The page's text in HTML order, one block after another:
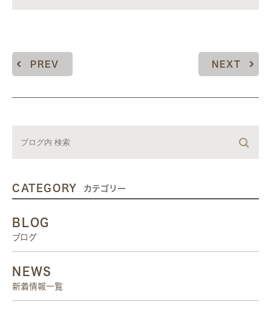
PREV NEXT
CATEGORY カテゴリー
BLOG
ブログ
NEWS
新着情報一覧